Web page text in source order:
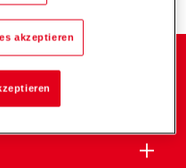
akzeptieren